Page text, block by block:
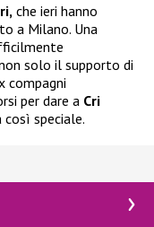
che ieri hanno
a Milano. Una
solo il supporto di
compagni
per dare a Cri
speciale.